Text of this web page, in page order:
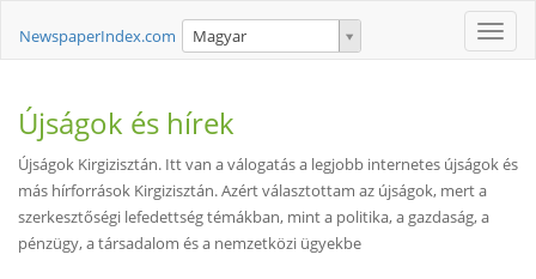
Toggle
NewspaperIndex.com Magyar
Újságok és hírek
Újságok Kirgizisztán. Itt van a válogatás a legjobb internetes újságok és
más hírforrások Kirgizisztán. Azért választottam az újságok, mert a
szerkesztőségi lefedettség témákban, mint a politika, a gazdaság, a
pénzügy, a társadalom és a nemzetközi ügyekbe